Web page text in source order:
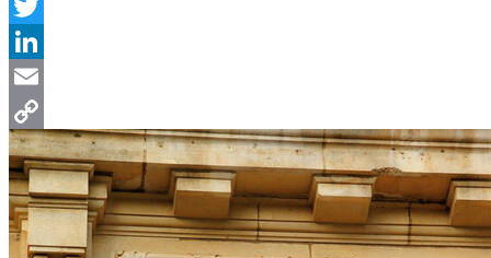
Facebook
Twitter
LinkedIn
Email
Copy
Link